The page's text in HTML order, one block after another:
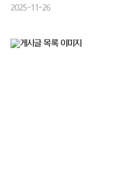
2025-11-26